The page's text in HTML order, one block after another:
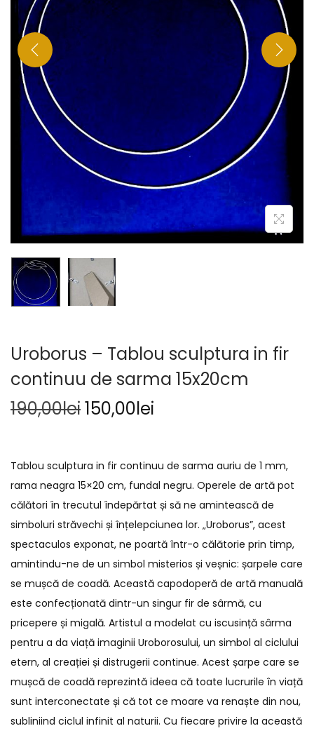
Uroborus – Tablou sculptura in fir
continuu de sarma 15x20cm
190,00lei150,00lei
Tablou sculptura in fir continuu de sarma auriu de 1 mm,
rama neagra 15×20 cm, fundal negru. Operele de artă pot
călători în trecutul îndepărtat și să ne amintească de
simboluri străvechi și înțelepciunea lor. „Uroborus”, acest
spectaculos exponat, ne poartă într-o călătorie prin timp,
amintindu-ne de un simbol misterios și veșnic: șarpele care
se mușcă de coadă. Această capodoperă de artă manuală
este confecționată dintr-un singur fir de sârmă, cu
pricepere și migală. Artistul a modelat cu iscusință sârma
pentru a da viață imaginii Uroborosului, un simbol al ciclului
etern, al creației și distrugerii continue. Acest șarpe care se
mușcă de coadă reprezintă ideea că toate lucrurile în viață
sunt interconectate și că tot ce moare va renaște din nou,
subliniind ciclul infinit al naturii. Cu fiecare privire la această